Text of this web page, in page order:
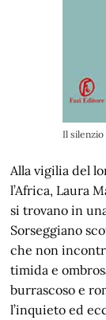
Il silenzio
Alla vigilia del
l’Africa, Laura
si trovano in
Sorseggiano
che non
timida e
burrascoso e
l’inquieto ed